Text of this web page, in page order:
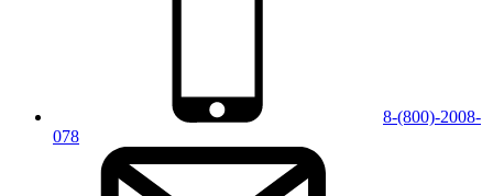
8-(800)-2008-
078